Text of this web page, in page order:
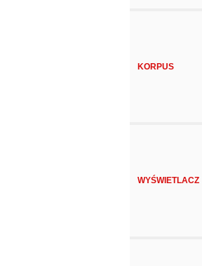
KORPUS
WYŚWIETLACZ